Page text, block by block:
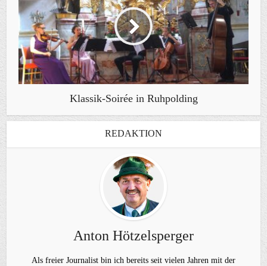
Klassik-Soirée in Ruhpolding
REDAKTION
Anton Hötzelsperger
Als freier Journalist bin ich bereits seit vielen Jahren mit der